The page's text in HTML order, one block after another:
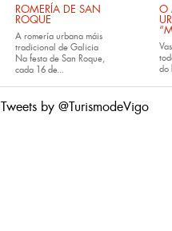
ROMERÍA DE SAN
ROQUE
A romería urbana máis
tradicional de Galicia
Na festa de San Roque,
cada 16 de...
O
do
Tweets by @TurismodeVigo